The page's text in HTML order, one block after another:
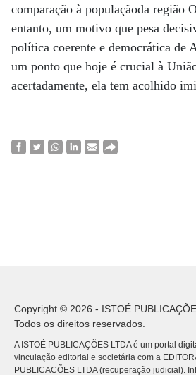
comparação à populaçãoda região
entanto, um motivo que pesa
política coerente e democrática de
um ponto que hoje é crucial à
acertadamente, ela tem acolhido
Copyright © 2026 - ISTOÉ
Todos os direitos reservados.
A ISTOÉ PUBLICAÇÕES LTDA é um portal
vinculação editorial e societária com a
PUBLICACÕES LTDA (recuperação judicial).